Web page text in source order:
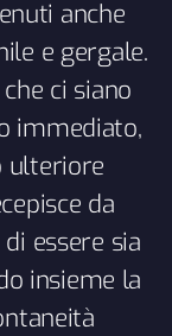
anche
e gergale.
ci siano
immediato,
ulteriore
da
essere sia
insieme la